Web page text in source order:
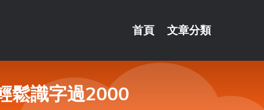
首頁 文章分類
鬆識字過2000